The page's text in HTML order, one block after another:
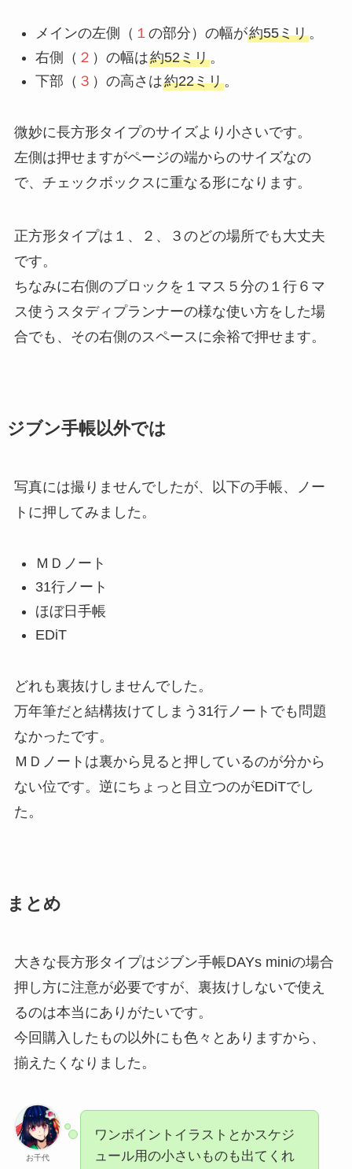
メインの左側（ １ の部分）の幅が約55ミリ。
右側（ ２ ）の幅は約52ミリ。
下部（ ３ ）の高さは約22ミリ。
微妙に長方形タイプのサイズより小さいです。
左側は押せますがページの端からのサイズなの
で、チェックボックスに重なる形になります。
正方形タイプは１、２、３のどの場所でも大丈夫
です。
ちなみに右側のブロックを１マス５分の１行６マ
ス使うスタディプランナーの様な使い方をした場
合でも、その右側のスペースに余裕で押せます。
ジブン手帳以外では
写真には撮りませんでしたが、以下の手帳、ノー
トに押してみました。
ＭＤノート
31行ノート
ほぼ日手帳
EDiT
どれも裏抜けしませんでした。
万年筆だと結構抜けてしまう31行ノートでも問題
なかったです。
ＭＤノートは裏から見ると押しているのが分から
ない位です。逆にちょっと目立つのがEDiTでし
た。
まとめ
大きな長方形タイプはジブン手帳DAYs miniの場合
押し方に注意が必要ですが、裏抜けしないで使え
るのは本当にありがたいです。
今回購入したもの以外にも色々とありますから、
揃えたくなりました。
お千代
ワンポイントイラストとかスケジ
ュール用の小さいものも出てくれ